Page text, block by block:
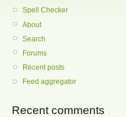
Spell Checker
About
Search
Forums
Recent posts
Feed aggregator
Recent comments